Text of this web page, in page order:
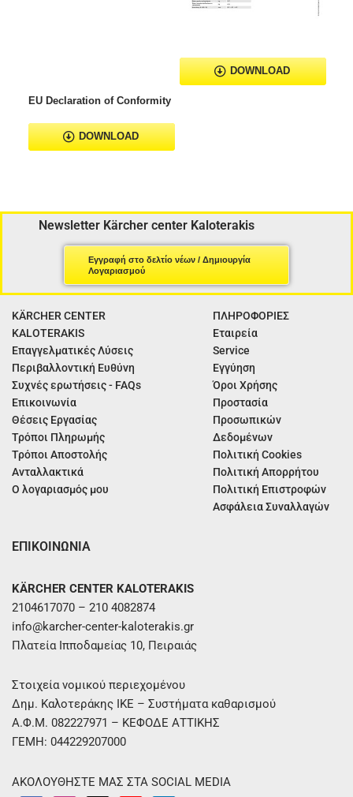
DOWNLOAD
EU Declaration of Conformity
DOWNLOAD
Newsletter Kärcher center Kaloterakis
Εγγραφή στο δελτίο νέων / Δημιουργία
Λογαριασμού
KÄRCHER CENTER
KALOTERAKIS
Επαγγελματικές Λύσεις
Περιβαλλοντική Ευθύνη
Συχνές ερωτήσεις - FAQs
Επικοινωνία
Θέσεις Εργασίας
Τρόποι Πληρωμής
Τρόποι Αποστολής
Ανταλλακτικά
Ο λογαριασμός μου
ΠΛΗΡΟΦΟΡΙΕΣ
Εταιρεία
Service
Εγγύηση
Όροι Χρήσης
Προστασία
Προσωπικών
Δεδομένων
Πολιτική Cookies
Πολιτική Απορρήτου
Πολιτική Επιστροφών
Ασφάλεια Συναλλαγών
ΕΠΙΚΟΙΝΩΝΙΑ
KÄRCHER CENTER KALOTERAKIS
2104617070 – 210 4082874
info@karcher-center-kaloterakis.gr
Πλατεία Ιπποδαμείας 10, Πειραιάς
Στοιχεία νομικού περιεχομένου
Δημ. Καλοτεράκης ΙΚΕ – Συστήματα καθαρισμού
Α.Φ.Μ. 082227971 – ΚΕΦΟΔΕ ΑΤΤΙΚΗΣ
ΓΕΜΗ: 044229207000
ΑΚΟΛΟΥΘΗΣΤΕ ΜΑΣ ΣΤΑ SOCIAL MEDIA